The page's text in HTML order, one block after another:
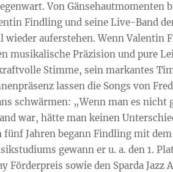
Von Gänsehautmomenten
Findling und seine Live-Band
wieder auferstehen. Wenn Valentin
musikalische Präzision und pure
Stimme, sein markantes
lassen die Songs von
schwärmen: „Wenn man es nicht
war, hätte man keinen
Jahren begann Findling mit
gewann er u. a. den 1.
Förderpreis sowie den Sparda Jazz